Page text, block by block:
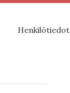
Henkilötiedot